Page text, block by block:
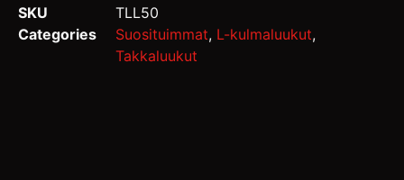
SKU
TLL50
Categories
Suosituimmat, L-kulmaluukut,
Takkaluukut